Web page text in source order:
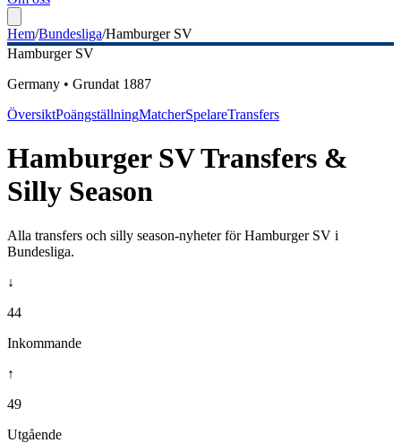
Hem/Bundesliga/Hamburger SV
Hamburger SV
Germany • Grundat 1887
ÖversiktPoängställningMatcherSpelareTransfers
Hamburger SVTransfers &
Silly Season
Alla transfers och silly season-nyheter förHamburger SV i
Bundesliga.
↓
44
Inkommande
↑
49
Utgående